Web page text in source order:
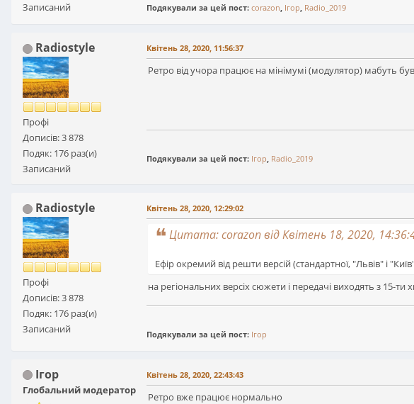
Записаний
Подякували за цей пост: corazon, Ігор, Radio_2019
Radiostyle
Профі
Дописів: 3 878
Подяк: 176 раз(и)
Записаний
Квітень 28, 2020, 11:56:37
Ретро від учора працює на мінімумі (модулятор) мабуть
Подякували за цей пост: Ігор, Radio_2019
Radiostyle
Профі
Дописів: 3 878
Подяк: 176 раз(и)
Записаний
Квітень 28, 2020, 12:29:02
Цитата: corazon від Квітень 18, 2020,
Ефір окремий від решти версій (стандартної, "Львів" і
на регіональних версіх сюжети і передачі виходять з
Подякували за цей пост: Ігор
Ігор
Глобальний модератор
Квітень 28, 2020, 22:43:43
Ретро вже працює нормально